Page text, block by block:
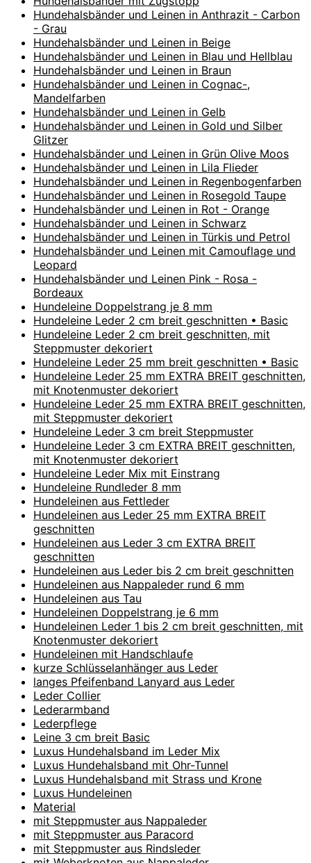
Hundehalsbänder und Leinen in Anthrazit - Carbon
- Grau
Hundehalsbänder und Leinen in Beige
Hundehalsbänder und Leinen in Blau und Hellblau
Hundehalsbänder und Leinen in Braun
Hundehalsbänder und Leinen in Cognac-,
Mandelfarben
Hundehalsbänder und Leinen in Gelb
Hundehalsbänder und Leinen in Gold und Silber
Glitzer
Hundehalsbänder und Leinen in Grün Olive Moos
Hundehalsbänder und Leinen in Lila Flieder
Hundehalsbänder und Leinen in Regenbogenfarben
Hundehalsbänder und Leinen in Rosegold Taupe
Hundehalsbänder und Leinen in Rot - Orange
Hundehalsbänder und Leinen in Schwarz
Hundehalsbänder und Leinen in Türkis und Petrol
Hundehalsbänder und Leinen mit Camouflage und
Leopard
Hundehalsbänder und Leinen Pink - Rosa -
Bordeaux
Hundeleine Doppelstrang je 8 mm
Hundeleine Leder 2 cm breit geschnitten • Basic
Hundeleine Leder 2 cm breit geschnitten, mit
Steppmuster dekoriert
Hundeleine Leder 25 mm breit geschnitten • Basic
Hundeleine Leder 25 mm EXTRA BREIT geschnitten,
mit Knotenmuster dekoriert
Hundeleine Leder 25 mm EXTRA BREIT geschnitten,
mit Steppmuster dekoriert
Hundeleine Leder 3 cm breit Steppmuster
Hundeleine Leder 3 cm EXTRA BREIT geschnitten,
mit Knotenmuster dekoriert
Hundeleine Leder Mix mit Einstrang
Hundeleine Rundleder 8 mm
Hundeleinen aus Fettleder
Hundeleinen aus Leder 25 mm EXTRA BREIT
geschnitten
Hundeleinen aus Leder 3 cm EXTRA BREIT
geschnitten
Hundeleinen aus Leder bis 2 cm breit geschnitten
Hundeleinen aus Nappaleder rund 6 mm
Hundeleinen aus Tau
Hundeleinen Doppelstrang je 6 mm
Hundeleinen Leder 1 bis 2 cm breit geschnitten, mit
Knotenmuster dekoriert
Hundeleinen mit Handschlaufe
kurze Schlüsselanhänger aus Leder
langes Pfeifenband Lanyard aus Leder
Leder Collier
Lederarmband
Lederpflege
Leine 3 cm breit Basic
Luxus Hundehalsband im Leder Mix
Luxus Hundehalsband mit Ohr-Tunnel
Luxus Hundehalsband mit Strass und Krone
Luxus Hundeleinen
Material
mit Steppmuster aus Nappaleder
mit Steppmuster aus Paracord
mit Steppmuster aus Rindsleder